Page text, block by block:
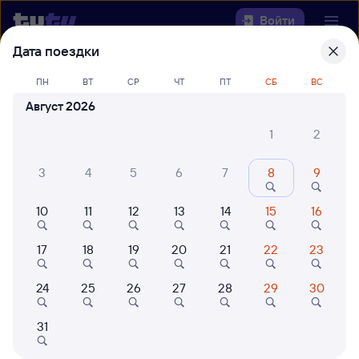
Войти
Выберите день, чтобы найтиж/д
билеты Табуны — Муром-1
Куда
Когда
Кто едет
Найти поезда
Дата поездки
ПН ВТ СР ЧТ ПТ СБ ВС
Август 2026
1
2
3 4 5 6 7 8 9
10 11 12 13 14 15 16
17 18 19 20 21 22 23
24 25 26 27 28 29 30
31